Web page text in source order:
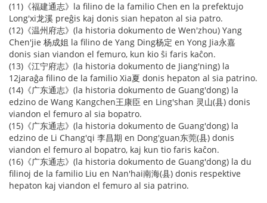
(11)《福建通志》la filino de la familio Chen en la prefektujo
Long'xi龙溪 preĝis kaj donis sian hepaton al sia patro.
(12)《温州府志》(la historia dokumento de Wen'zhou) Yang
Chen'jie 杨成姐 la filino de Yang Ding杨定 en Yong Jia永嘉
donis sian viandon el femuro, kun kio ŝi faris kaĉon.
(13)《江宁府志》(la historia dokumento de Jiang'ning) la
12jaraĝa filino de la familio Xia夏 donis hepaton al sia patrino.
(14)《广东通志》(la historia dokumento de Guang'dong) la
edzino de Wang Kangchen王康臣 en Ling'shan 灵山(县) donis
viandon el femuro al sia bopatro.
(15)《广东通志》(la historia dokumento de Guang'dong) la
edzino de Li Chang'qi 李昌期 en Dong'guan东莞(县) donis
viandon el femuro al bopatro, kaj kun tio faris kaĉon.
(16)《广东通志》(la historia dokumento de Guang'dong) la du
filinoj de la familio Liu en Nan'hai南海(县) donis respektive
hepaton kaj viandon el femuro al sia patrino.